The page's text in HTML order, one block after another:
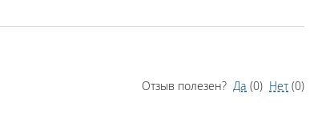
Отзыв полезен? Да (0) Нет (0)